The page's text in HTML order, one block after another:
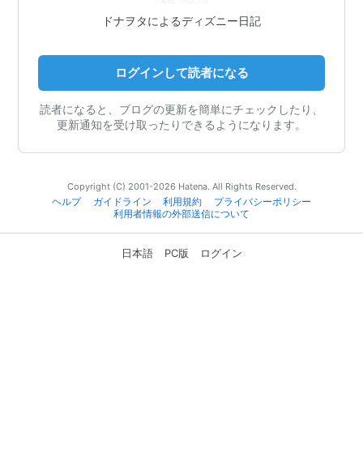
ドナヲタによるディズニー日記
ログインして読者になる
読者になると、ブログの更新を簡単にチェックしたり、
更新通知を受け取ったりできるようになります。
Copyright (C) 2001-2026 Hatena. All Rights Reserved.
ヘルプ
ガイドライン 利用規約
プライバシーポリシー
利用者情報の外部送信について
日本語 PC版 ログイン